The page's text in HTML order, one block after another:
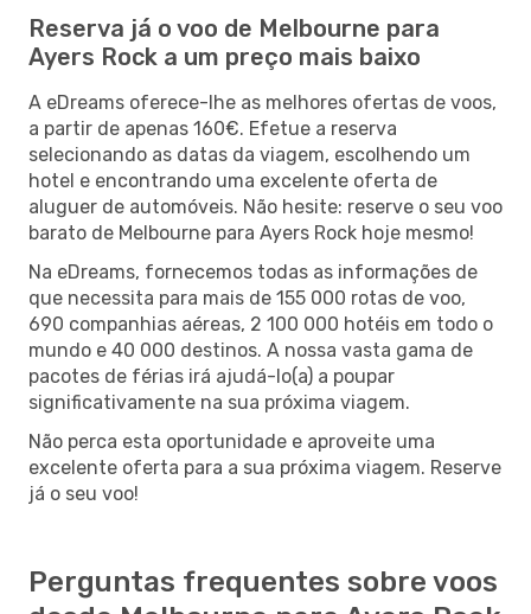
Reserva já o voo de Melbourne para
Ayers Rock a um preço mais baixo
A eDreams oferece-lhe as melhores ofertas de voos,
a partir de apenas 160€. Efetue a reserva
selecionando as datas da viagem, escolhendo um
hotel e encontrando uma excelente oferta de
aluguer de automóveis. Não hesite: reserve o seu voo
barato de Melbourne para Ayers Rock hoje mesmo!
Na eDreams, fornecemos todas as informações de
que necessita para mais de 155 000 rotas de voo,
690 companhias aéreas, 2 100 000 hotéis em todo o
mundo e 40 000 destinos. A nossa vasta gama de
pacotes de férias irá ajudá-lo(a) a poupar
significativamente na sua próxima viagem.
Não perca esta oportunidade e aproveite uma
excelente oferta para a sua próxima viagem. Reserve
já o seu voo!
Perguntas frequentes sobre voos